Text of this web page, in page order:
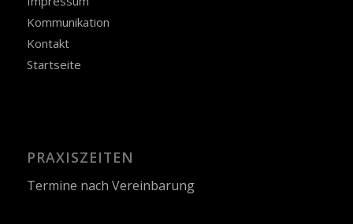
Kommunikation
Kontakt
Startseite
PRAXISZEITEN
Termine nach Vereinbarung